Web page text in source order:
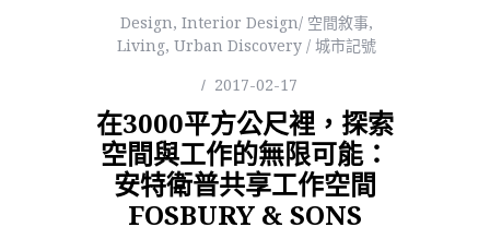
Design, Interior Design/ 空間敘事,
Living, Urban Discovery / 城市記號
2017-02-17
在3000平方公尺裡，探索
空間與工作的無限可能：
安特衛普共享工作空間
FOSBURY & SONS